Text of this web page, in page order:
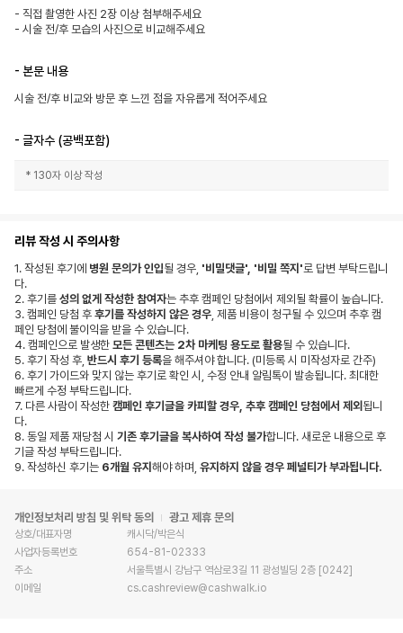
- 직접 촬영한 사진 2장 이상 첨부해주세요
- 시술 전/후 모습의 사진으로 비교해주세요
- 본문 내용
시술 전/후 비교와 방문 후 느낀 점을 자유롭게 적어주세요
- 글자수 (공백포함)
* 130자 이상 작성
리뷰 작성 시 주의사항
1. 작성된 후기에 병원 문의가 인입될 경우, '비밀댓글', '비밀 쪽지' 로 답변 부탁드립니
다.
2. 후기를 성의 없게 작성한 참여자는 추후 캠페인 당첨에서 제외될 확률이 높습니다.
3. 캠페인 당첨 후 후기를 작성하지 않은 경우 , 제품 비용이 청구될 수 있으며 추후 캠
페인 당첨에 불이익을 받을 수 있습니다.
4. 캠페인으로 발생한 모든 콘텐츠는 2차 마케팅 용도로 활용될 수 있습니다.
5. 후기 작성 후, 반드시 후기 등록을 해주셔야 합니다. (미등록 시 미작성자로 간주)
6. 후기 가이드와 맞지 않는 후기로 확인 시, 수정 안내 알림톡이 발송됩니다. 최대한
빠르게 수정 부탁드립니다.
7. 다른 사람이 작성한 캠페인 후기글을 카피할 경우, 추후 캠페인 당첨에서 제외됩니
다.
8. 동일 제품 재당첨 시 기존 후기글을 복사하여 작성 불가합니다. 새로운 내용으로 후
기글 작성 부탁드립니다.
9. 작성하신 후기는 6개월 유지해야 하며, 유지하지 않을 경우 페널티가 부과됩니다.
개인정보처리 방침 및 위탁 동의 광고 제휴 문의
상호/대표자명
캐시닥/박은식
사업자​등록번호
654-81-02333
주소
서울특별시 강남구 역삼로3길 11 광성빌딩 2층 [0242]
이메일
cs.cashreview@cashwalk.io